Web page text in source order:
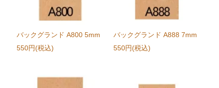
バックグランド A800 5mm
550円(税込)
バックグランド A888 7mm
550円(税込)